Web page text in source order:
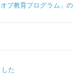
プ教育プログラム」の
した